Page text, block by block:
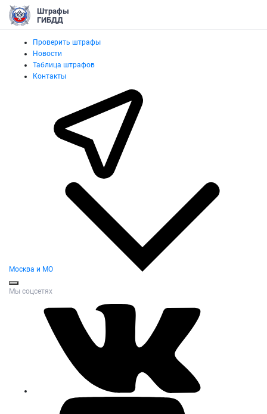
Штрафы
ГИБДД
Проверить штрафы
Новости
Таблица штрафов
Контакты
Москва и МО
Мы соцсетях